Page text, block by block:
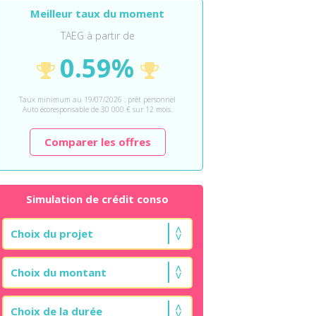
Meilleur taux du moment
TAEG à partir de
0.59%
Taux minimum au 19/07/2026 : prêt personnel
Auto écoresponsable de 30 000 € sur 12 mois.
Comparer les offres
Simulation de crédit conso